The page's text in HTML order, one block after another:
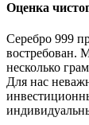
Оценка
Серебро 999
востребован.
несколько
Для нас